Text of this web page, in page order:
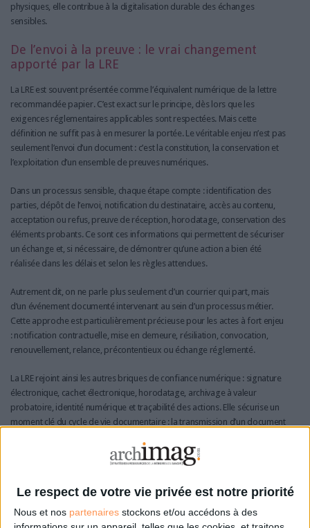
Le respect de votre vie privée est notre priorité
Nous et nos partenaires stockons et/ou accédons à des
physiques, elle contribue à la digitalisation durable des échanges
sensibles.
De l’envoi à la preuve : le vrai changement
apporté par la LRE
La LRE est souvent présentée comme l’équivalent numérique de la lettre
recommandée papier. C’est exact sur le principe, dès lors que les
exigences réglementaires applicables sont respectées. Mais cette
définition ne suffit pas à en mesurer la portée. Le véritable enjeu n’est pas
seulement l’envoi d’un document : c’est la constitution, la conservation et
l’exploitation d’un ensemble de preuves numériques.
Dans un processus sensible, chaque étape compte : identification des
parties, dépôt de l’envoi, notification du destinataire, accès au contenu,
acceptation ou refus, preuve de réception, horodatage, conservation des
éléments probants. Ce sont ces informations qui permettent de sécuriser
un échange et, si nécessaire, de démontrer qu’une action a bien été
réalisée dans les délais et selon les règles attendues.
Autrement dit, on ne parle plus seulement d’un courrier qui part, mais
d’un événement documenté intervenant au sein d’un processus métier.
Cette approche est particulièrement précieuse pour les actes à fort enjeu
: notification contractuelle, mise en demeure, résiliation, convocation,
renouvellement, relance, précontentieux ou échange réglementé.
La LRE rejoint ainsi les autres briques de confiance numérique : signature
électronique, cachet électronique, horodatage, archivage à valeur
probatoire, identité numérique et traçabilité des actions. Elle sécurise un
moment clé du cycle de vie documentaire : la transmission d’un document
Des usages métiers nombreux, au-delà de la
elle répond à des enjeux de preuve et de sécurisation des échanges.